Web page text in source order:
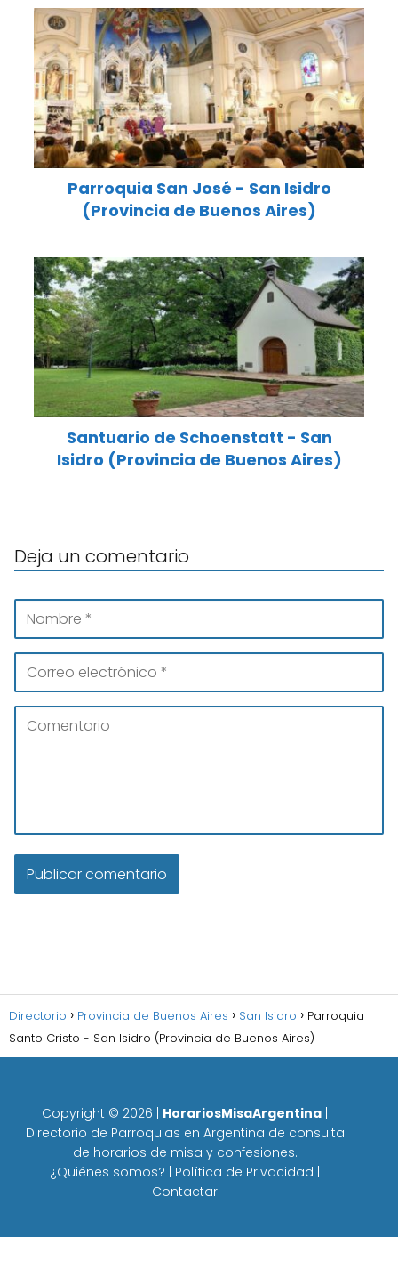
Parroquia San José - San Isidro
(Provincia de Buenos Aires)
Santuario de Schoenstatt - San
Isidro (Provincia de Buenos Aires)
Deja un comentario
Directorio Provincia de Buenos Aires San Isidro
Parroquia
Santo Cristo - San Isidro (Provincia de Buenos Aires)
Copyright © 2026 HorariosMisaArgentina
Directorio de Parroquias en Argentina de consulta
de horarios de misa y confesiones.
¿Quiénes somos?
Política de Privacidad
Contactar